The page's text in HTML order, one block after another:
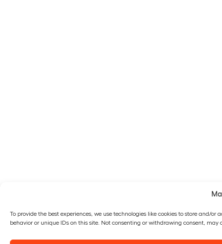
To provide the best experiences, we use technologies like cookies to store and/
behavior or unique IDs on this site. Not consenting or withdrawing consent,